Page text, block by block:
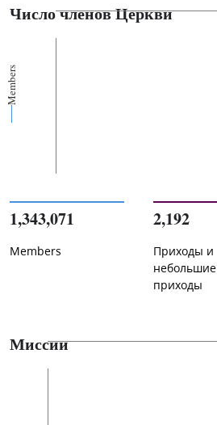
Число членов Церкви
Members
1,343,071
Members
2,192
Приходы и
небольшие
приходы
Миссии